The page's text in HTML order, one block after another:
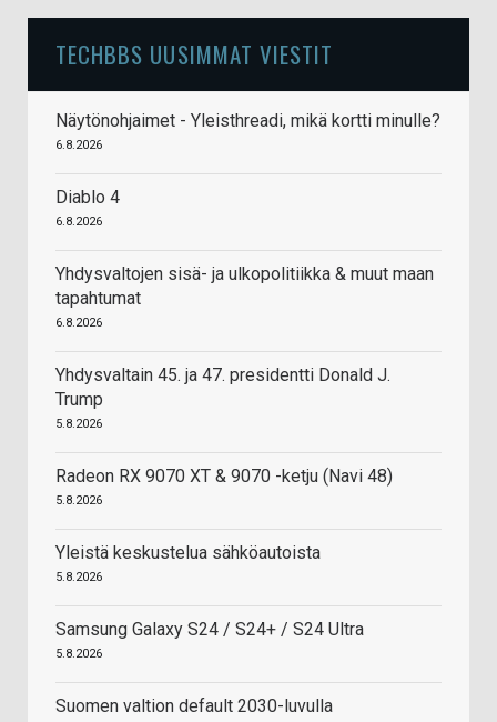
TECHBBS UUSIMMAT VIESTIT
Näytönohjaimet - Yleisthreadi, mikä kortti minulle?
6.8.2026
Diablo 4
6.8.2026
Yhdysvaltojen sisä- ja ulkopolitiikka & muut maan
tapahtumat
6.8.2026
Yhdysvaltain 45. ja 47. presidentti Donald J.
Trump
5.8.2026
Radeon RX 9070 XT & 9070 -ketju (Navi 48)
5.8.2026
Yleistä keskustelua sähköautoista
5.8.2026
Samsung Galaxy S24 / S24+ / S24 Ultra
5.8.2026
Suomen valtion default 2030-luvulla